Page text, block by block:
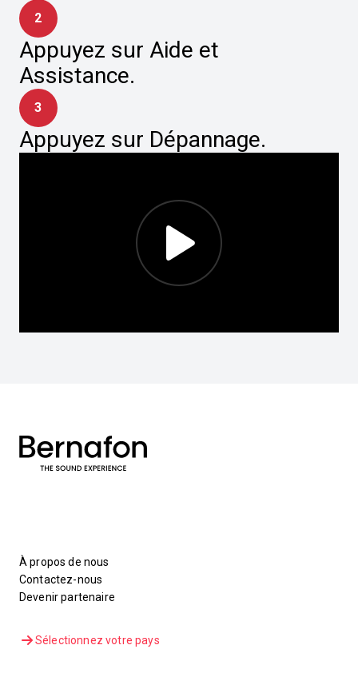
2
Appuyez sur Aide et
Assistance.
3
Appuyez sur Dépannage.
À propos de nous
Contactez-nous
Devenir partenaire
Sélectionnez votre pays